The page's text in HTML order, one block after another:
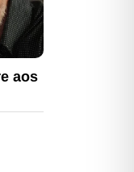
aos